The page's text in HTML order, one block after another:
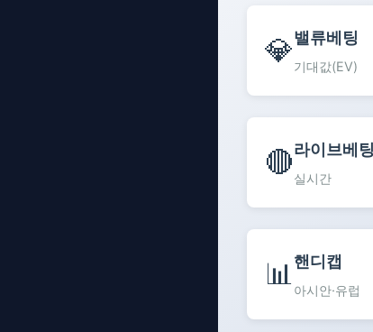
💎밸류베팅
기대값(EV)
🔴라이브베팅
실시간
📊핸디캡
아시안·유럽